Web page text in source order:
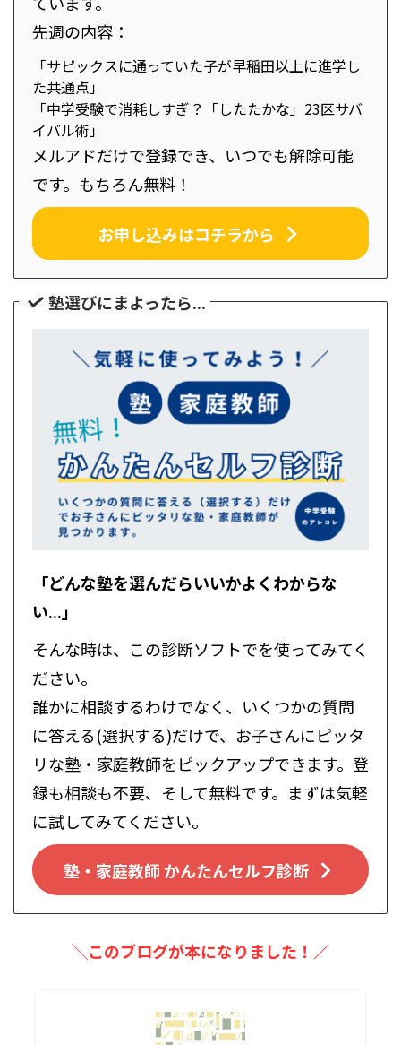
先週の内容：
「サピックスに通っていた子が早稲田以上に進学し
た共通点」
「中学受験で消耗しすぎ？「したたかな」23区サバ
イバル術」
メルアドだけで登録でき、いつでも解除可能
です。もちろん無料！
お申し込みはコチラから
塾選びにまよったら...
「どんな塾を選んだらいいかよくわからな
い...」
そんな時は、この診断ソフトでを使ってみてく
ださい。
誰かに相談するわけでなく、いくつかの質問
に答える(選択する)だけで、お子さんにピッタ
リな塾・家庭教師をピックアップできます。登
録も相談も不要、そして無料です。まずは気軽
に試してみてください。
塾・家庭教師 かんたんセルフ診断
╲このブログが本になりました！／